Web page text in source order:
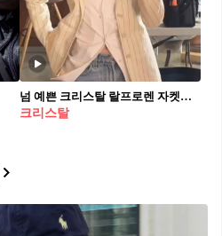
넘 예쁜 크리스탈 랄프로렌 자켓🤍💛일상 코디
크리스탈